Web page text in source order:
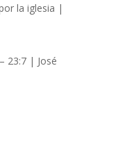
la iglesia |
23:7| José